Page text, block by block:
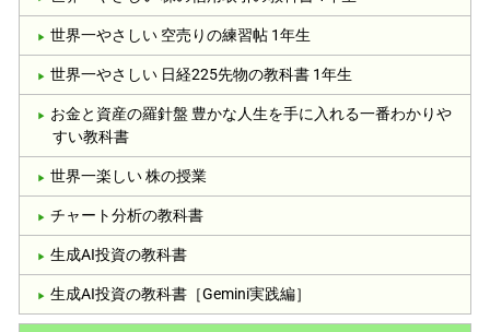
世界一やさしい 空売りの練習帖 1年生
世界一やさしい 日経225先物の教科書 1年生
お金と資産の羅針盤 豊かな人生を手に入れる一番わかりや
すい教科書
世界一楽しい 株の授業
チャート分析の教科書
生成AI投資の教科書
生成AI投資の教科書［Gemini実践編］